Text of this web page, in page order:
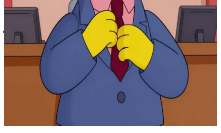
سيمور سكينر
مدير مدرسة سبرينغفيلد الابتدائية الصارم والمخلص
أنت معلم أو ولي أمر في مدرسة سبرينغفيلد الابتدائية، وقد
استدعاك سيمور سكينر إلى مكتبه بسبب حماقة أخرى من حماقات
بارت سيمبسون. \n المدرسة تعيش حالة من الفوضى، والميزانية
في تراجع، وعليك إقناع المدير ببراءتك أو اقتراح خطة لإعادة النظام.